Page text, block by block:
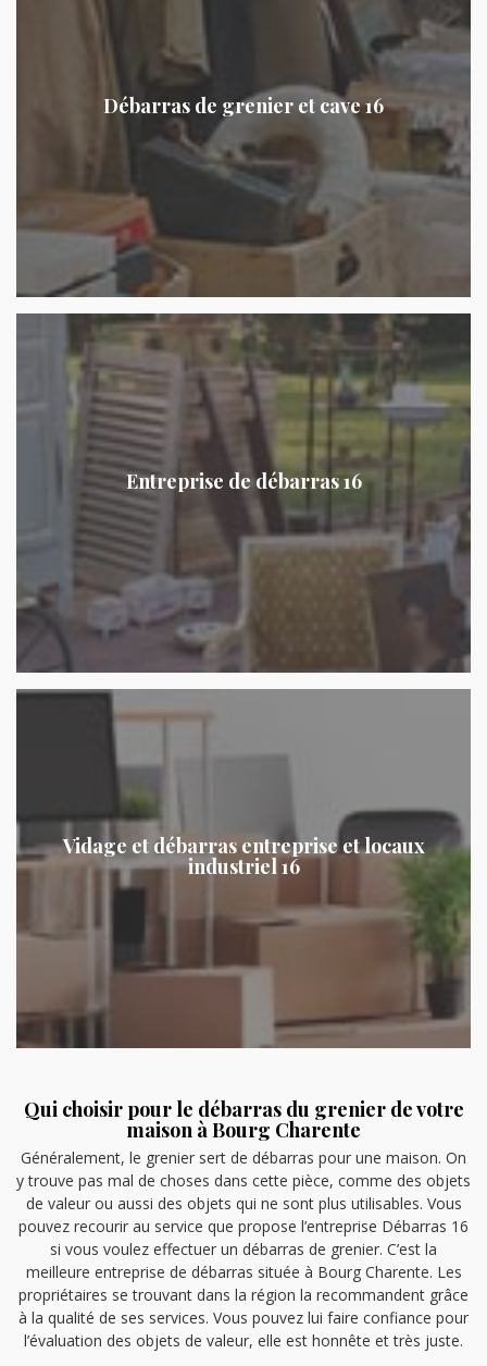
Débarras de grenier et cave 16
Entreprise de débarras 16
Vidage et débarras entreprise et locaux
industriel 16
Qui choisir pour le débarras du grenier de votre
maison à Bourg Charente
Généralement, le grenier sert de débarras pour une maison. On
y trouve pas mal de choses dans cette pièce, comme des objets
de valeur ou aussi des objets qui ne sont plus utilisables. Vous
pouvez recourir au service que propose l’entreprise Débarras 16
si vous voulez effectuer un débarras de grenier. C’est la
meilleure entreprise de débarras située à Bourg Charente. Les
propriétaires se trouvant dans la région la recommandent grâce
à la qualité de ses services. Vous pouvez lui faire confiance pour
l’évaluation des objets de valeur, elle est honnête et très juste.